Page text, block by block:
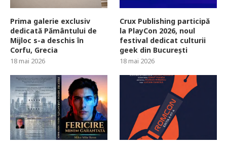
Prima galerie exclusiv
dedicată Pământului de
Mijloc s-a deschis în
Corfu, Grecia
18 mai 2026
Crux Publishing participă
la PlayCon 2026, noul
festival dedicat culturii
geek din București
18 mai 2026